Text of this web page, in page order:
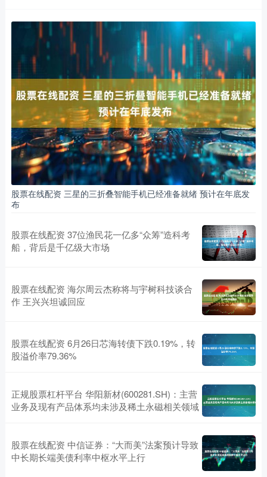
股票在线配资 三星的三折叠智能手机已经准备就绪 预计在年底发
布
股票在线配资 37位渔民花一亿多“众筹”造科考
船，背后是千亿级大市场
股票在线配资 海尔周云杰称将与宇树科技谈合
作 王兴兴坦诚回应
股票在线配资 6月26日芯海转债下跌0.19%，转
股溢价率79.36%
正规股票杠杆平台 华阳新材(600281.SH)：主营
业务及现有产品体系均未涉及稀土永磁相关领域
股票在线配资 中信证券：“大而美”法案预计导致
中长期长端美债利率中枢水平上行